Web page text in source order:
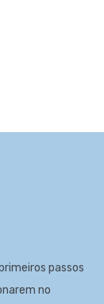
passos
no